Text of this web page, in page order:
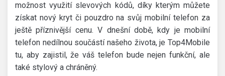
možnost využití slevových kódů, díky kterým můžete
získat nový kryt či pouzdro na svůj mobilní telefon za
ještě příznivější cenu. V dnešní době, kdy je mobilní
telefon nedílnou součástí našeho života, je Top4Mobile
tu, aby zajistil, že váš telefon bude nejen funkční, ale
také stylový a chráněný.